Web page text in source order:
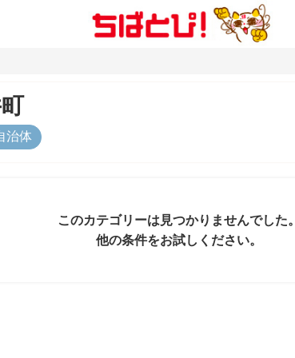
治体
このカテゴリーは見つかりませんでした。
他の条件をお試しください。